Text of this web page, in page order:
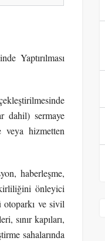
Yaptırılması
dahil) sermaye
hizmetten
haberleşme,
önleyici
otoparkı ve sivil
sınır kapıları,
sahalarında